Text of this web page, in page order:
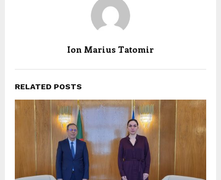
Ion Marius Tatomir
RELATED POSTS